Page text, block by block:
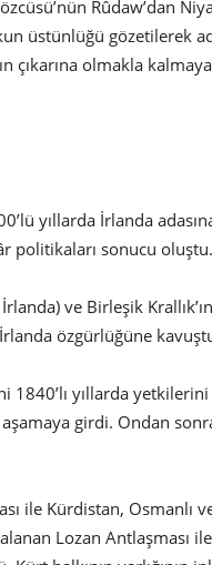
Rûdaw’dan
üstünlüğü gözetilerek
çıkarına olmakla
yıllarda İrlanda
politikaları sonucu oluştu.
ve Birleşik
özgürlüğüne
1840’lı yıllarda
girdi. Ondan
ile Kürdistan, Osmanlı
Lozan Antlaşması